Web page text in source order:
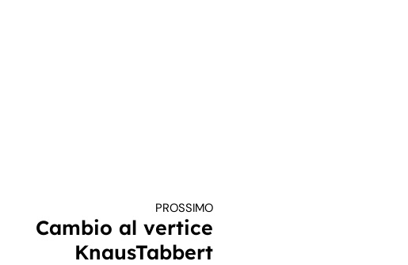
PROSSIMO
Cambio al vertice
KnausTabbert